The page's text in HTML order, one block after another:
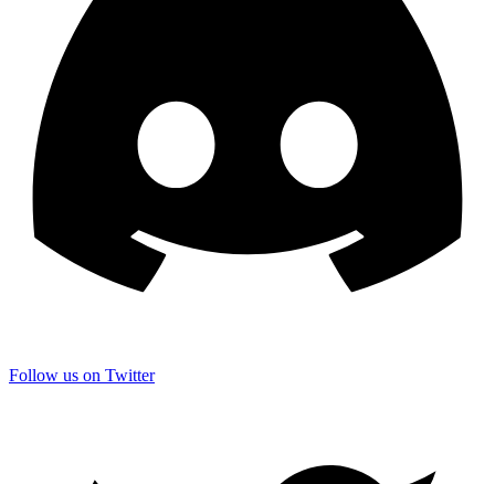
Follow us on Twitter